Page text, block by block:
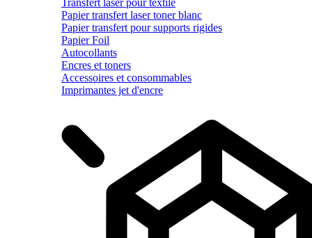
Papier transfert laser toner blanc
Papier transfert pour supports rigides
Papier Foil
Autocollants
Encres et toners
Accessoires et consommables
Imprimantes jet d'encre